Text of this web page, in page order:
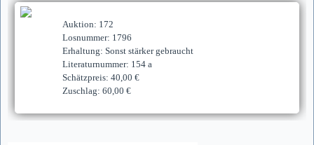
Auktion: 172
Losnummer: 1796
Erhaltung: Sonst stärker gebraucht
Literaturnummer: 154 a
Schätzpreis: 40,00 €
Zuschlag: 60,00 €